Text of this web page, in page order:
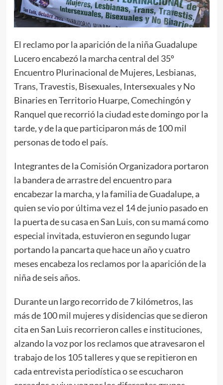
El reclamo por la aparición de la niña Guadalupe
Lucero encabezó la marcha central del 35º
Encuentro Plurinacional de Mujeres, Lesbianas,
Trans, Travestis, Bisexuales, Intersexuales y No
Binaries en Territorio Huarpe, Comechingón y
Ranquel que recorrió la ciudad este domingo por la
tarde, y de la que participaron más de 100 mil
personas de todo el país.
Integrantes de la Comisión Organizadora portaron
la bandera de arrastre del encuentro para
encabezar la marcha, y la familia de Guadalupe, a
quien se vio por última vez el 14 de junio pasado en
la puerta de su casa en San Luis, con su mamá como
especial invitada, estuvieron en segundo lugar
portando la pancarta que hace un año y cuatro
meses encabeza los reclamos por la aparición de la
niña de seis años.
Durante un largo recorrido de 7 kilómetros, las
más de 100 mil mujeres y disidencias que se dieron
cita en San Luis recorrieron calles e instituciones,
alzando la voz por los reclamos que atravesaron el
trabajo de los 105 talleres y que se repitieron en
cada entrevista periodística o se escucharon